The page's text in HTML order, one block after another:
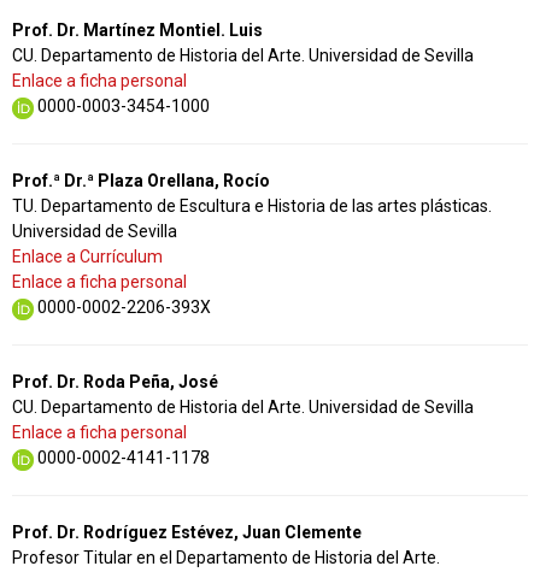
Prof. Dr. Martínez Montiel. Luis
CU. Departamento de Historia del Arte. Universidad de Sevilla
Enlace a ficha personal
0000-0003-3454-1000
Prof.ª Dr.ª Plaza Orellana, Rocío
TU. Departamento de Escultura e Historia de las artes plásticas.
Universidad de Sevilla
Enlace a Currículum
Enlace a ficha personal
0000-0002-2206-393X
Prof. Dr. Roda Peña, José
CU. Departamento de Historia del Arte. Universidad de Sevilla
Enlace a ficha personal
0000-0002-4141-1178
Prof. Dr. Rodríguez Estévez, Juan Clemente
Profesor Titular en el Departamento de Historia del Arte.